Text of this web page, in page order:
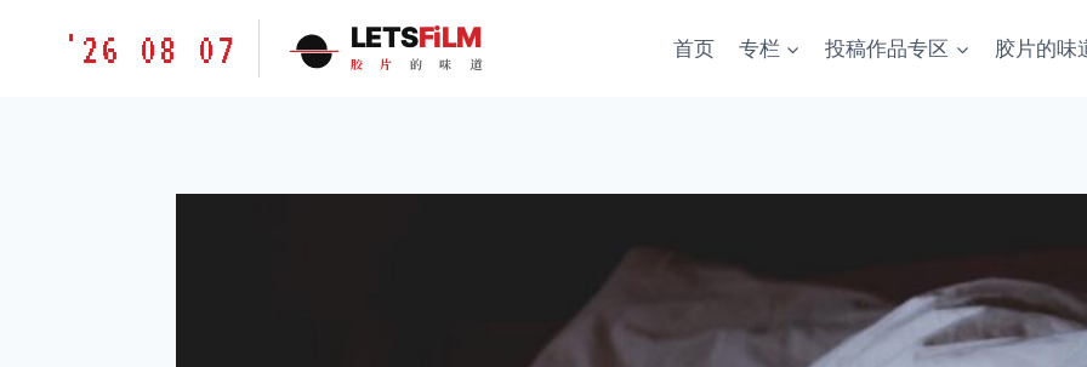
胶'26 08 07 LETSFiLM
胶 片 的 味 道
首页 专栏 投稿作品专区 胶片的味